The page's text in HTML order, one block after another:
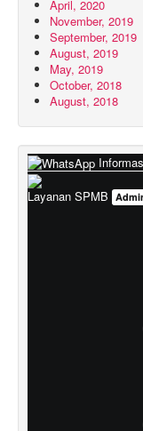
April, 2020
November, 2019
September, 2019
August, 2019
May, 2019
October, 2018
August, 2018
Layanan SPMB